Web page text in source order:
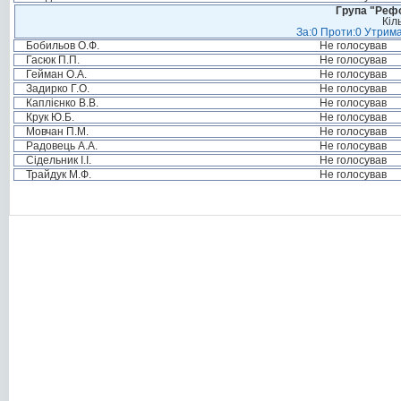
Група
За:0 Проти:0
Бобильов О.Ф.
Не голосував
Гасюк П.П.
Не голосував
Гейман О.А.
Не голосував
Задирко Г.О.
Не голосував
Каплієнко В.В.
Не голосував
Крук Ю.Б.
Не голосував
Мовчан П.М.
Не голосував
Радовець А.А.
Не голосував
Сідельник І.І.
Не голосував
Трайдук М.Ф.
Не голосував